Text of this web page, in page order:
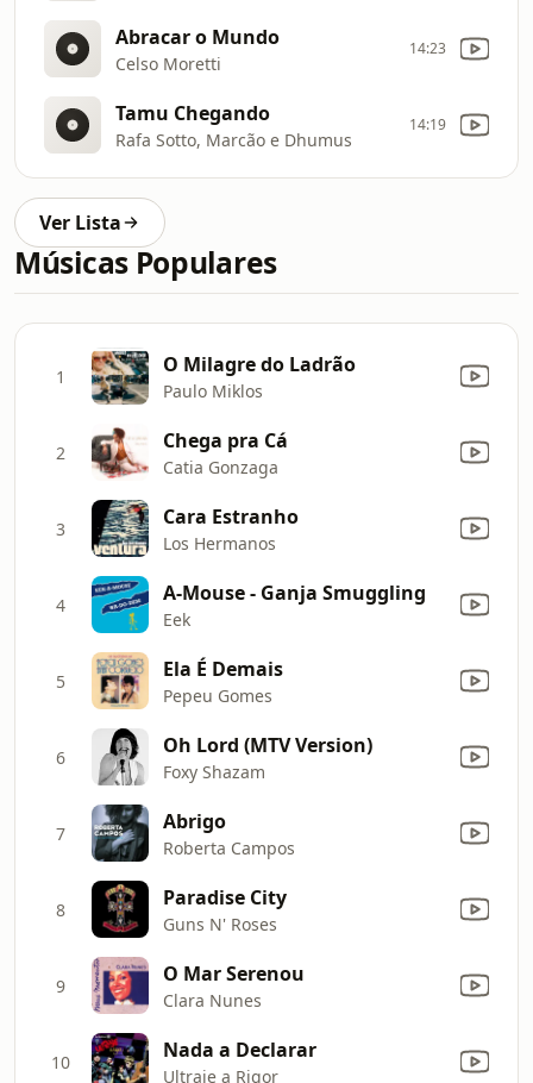
Abracar o Mundo
Celso Moretti
14:23
Tamu Chegando
Rafa Sotto, Marcão e Dhumus
14:19
Ver Lista
Músicas Populares
1 O Milagre do Ladrão
Paulo Miklos
2 Chega pra Cá
Catia Gonzaga
3 Cara Estranho
Los Hermanos
4 A-Mouse - Ganja Smuggling
Eek
5 Ela É Demais
Pepeu Gomes
6 Oh Lord (MTV Version)
Foxy Shazam
7 Abrigo
Roberta Campos
8 Paradise City
Guns N' Roses
9 O Mar Serenou
Clara Nunes
10 Nada a Declarar
Ultraje a Rigor